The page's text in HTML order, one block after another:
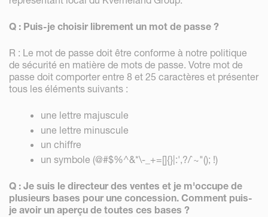
Q : Puis-je choisir librement un mot de passe ?
R : Le mot de passe doit être conforme à notre politique
de sécurité en matière de mots de passe. Votre mot de
passe doit comporter entre 8 et 25 caractères et présenter
tous les éléments suivants :
une lettre majuscule
une lettre minuscule
un chiffre
un symbole (@#$%^&*\-_+=[]{}|:',?/`~"(); !)
Q : Je suis le directeur des ventes et je m'occupe de
plusieurs bases pour une concession. Comment puis-
je avoir un aperçu de toutes ces bases ?